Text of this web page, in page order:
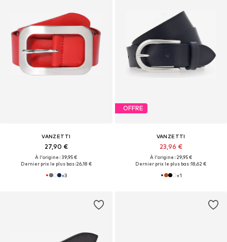
VANZETTI
27,90 €
À l'origine : 39,95 €
Dernier prix le plus bas :26,18 €
+3
OFFRE
VANZETTI
23,96 €
À l'origine : 29,95 €
Dernier prix le plus bas :18,62 €
+1